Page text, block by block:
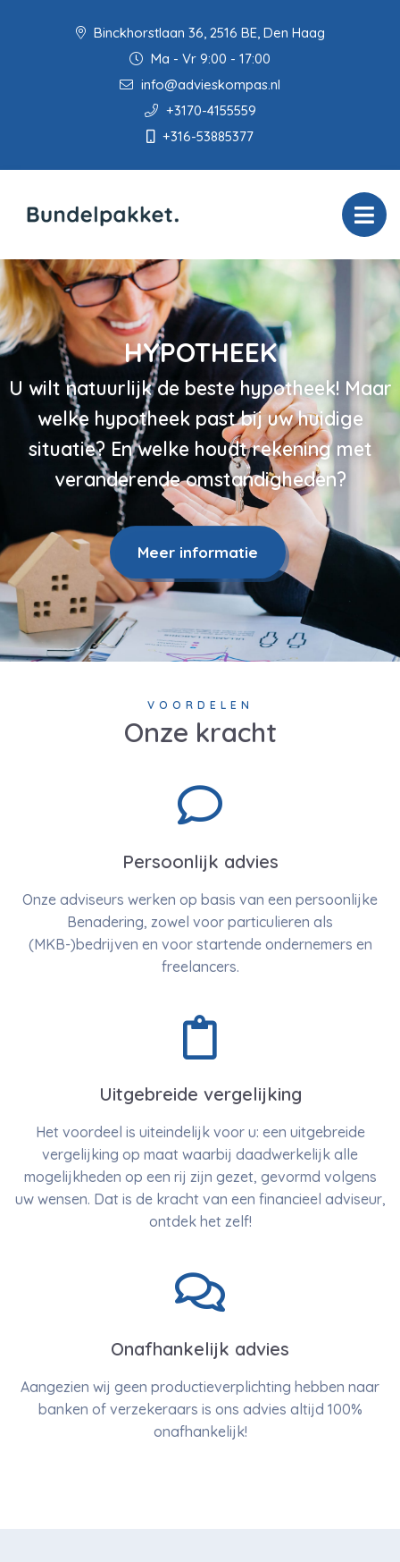
Binckhorstlaan 36, 2516 BE, Den Haag
Ma - Vr 9:00 - 17:00
info@advieskompas.nl
+3170-4155559
+316-53885377
HYPOTHEEK
U wilt natuurlijk de beste hypotheek! Maar
welke hypotheek past bij uw huidige
situatie? En welke houdt rekening met
veranderende omstandigheden?
Meer informatie
VOORDELEN
Onze kracht
Persoonlijk advies
Onze adviseurs werken op basis van een persoonlijke
Benadering, zowel voor particulieren als
(MKB-)bedrijven en voor startende ondernemers en
freelancers.
Uitgebreide vergelijking
Het voordeel is uiteindelijk voor u: een uitgebreide
vergelijking op maat waarbij daadwerkelijk alle
mogelijkheden op een rij zijn gezet, gevormd volgens
uw wensen. Dat is de kracht van een financieel adviseur,
ontdek het zelf!
Onafhankelijk advies
Aangezien wij geen productieverplichting hebben naar
banken of verzekeraars is ons advies altijd 100%
onafhankelijk!